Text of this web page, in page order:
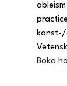
konst-/
Boka